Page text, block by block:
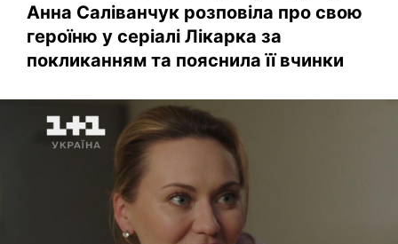
Анна Саліванчук розповіла про свою
героїню у серіалі Лікарка за
покликанням та пояснила її вчинки